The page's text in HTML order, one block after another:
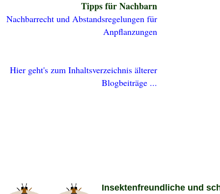
Tipps für Nachbarn
Nachbarrecht und Abstandsregelungen für
Anpflanzungen
Hier geht's zum Inhaltsverzeichnis älterer
Blogbeiträge ...
Insektenfreundliche und